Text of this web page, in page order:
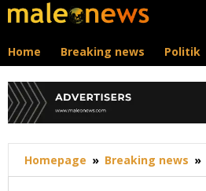
Lewati
ke
Home Breaking news Politik
Homepage » Breaking news »